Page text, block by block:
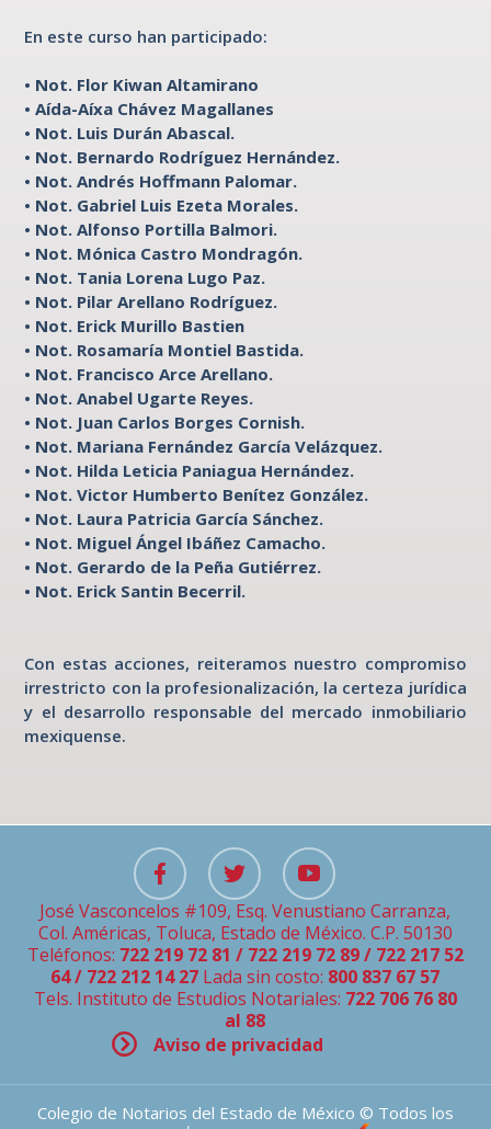
En este curso han participado:
• Not. Flor Kiwan Altamirano
• Aída-Aíxa Chávez Magallanes
• Not. Luis Durán Abascal.
• Not. Bernardo Rodríguez Hernández.
• Not. Andrés Hoffmann Palomar.
• Not. Gabriel Luis Ezeta Morales.
• Not. Alfonso Portilla Balmori.
• Not. Mónica Castro Mondragón.
• Not. Tania Lorena Lugo Paz.
• Not. Pilar Arellano Rodríguez.
• Not. Erick Murillo Bastien
• Not. Rosamaría Montiel Bastida.
• Not. Francisco Arce Arellano.
• Not. Anabel Ugarte Reyes.
• Not. Juan Carlos Borges Cornish.
• Not. Mariana Fernández García Velázquez.
• Not. Hilda Leticia Paniagua Hernández.
• Not. Victor Humberto Benítez González.
• Not. Laura Patricia García Sánchez.
• Not. Miguel Ángel Ibáñez Camacho.
• Not. Gerardo de la Peña Gutiérrez.
• Not. Erick Santin Becerril.
Con estas acciones, reiteramos nuestro compromiso
irrestricto con la profesionalización, la certeza jurídica
y el desarrollo responsable del mercado inmobiliario
mexiquense.
José Vasconcelos #109, Esq. Venustiano Carranza,
Col. Américas, Toluca, Estado de México. C.P. 50130
Teléfonos: 722 219 72 81 / 722 219 72 89 / 722 217 52
64 / 722 212 14 27 Lada sin costo: 800 837 67 57
Tels. Instituto de Estudios Notariales: 722 706 76 80
al 88
Aviso de privacidad
Colegio de Notarios del Estado de México © Todos los